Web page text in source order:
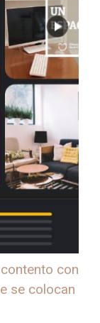
con
se colocan